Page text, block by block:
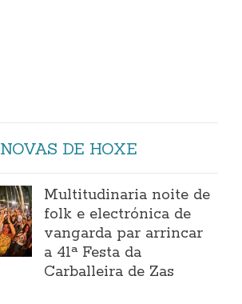
NOVAS DE HOXE
Multitudinaria noite de
folk e electrónica de
vangarda par arrincar
a 41ª Festa da
Carballeira de Zas